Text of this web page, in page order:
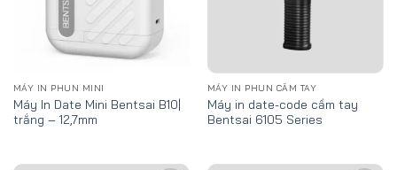
MÁY IN PHUN MINI
Máy In Date Mini Bentsai B10|
trắng – 12,7mm
MÁY IN PHUN CẦM TAY
Máy in date-code cầm tay
Bentsai 6105 Series